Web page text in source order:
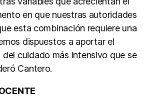
en que nuestras autoridades
esta combinación requiere una
dispuestos a aportar el
cuidado más intensivo que se
Cantero.